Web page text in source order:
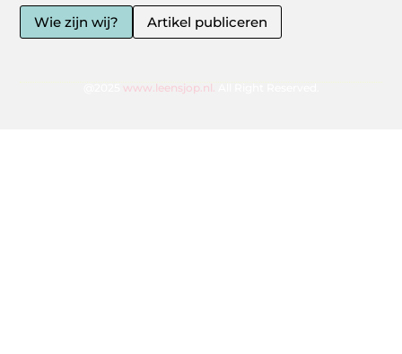
Wie zijn wij? Artikel publiceren
www.leensjop.nl.